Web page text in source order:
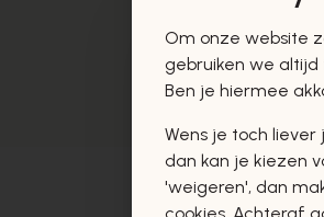
Om onze website
gebruiken we altijd
Ben je hiermee
Wens je toch liever
dan kan je kiezen
'weigeren', dan
cookies. Achteraf